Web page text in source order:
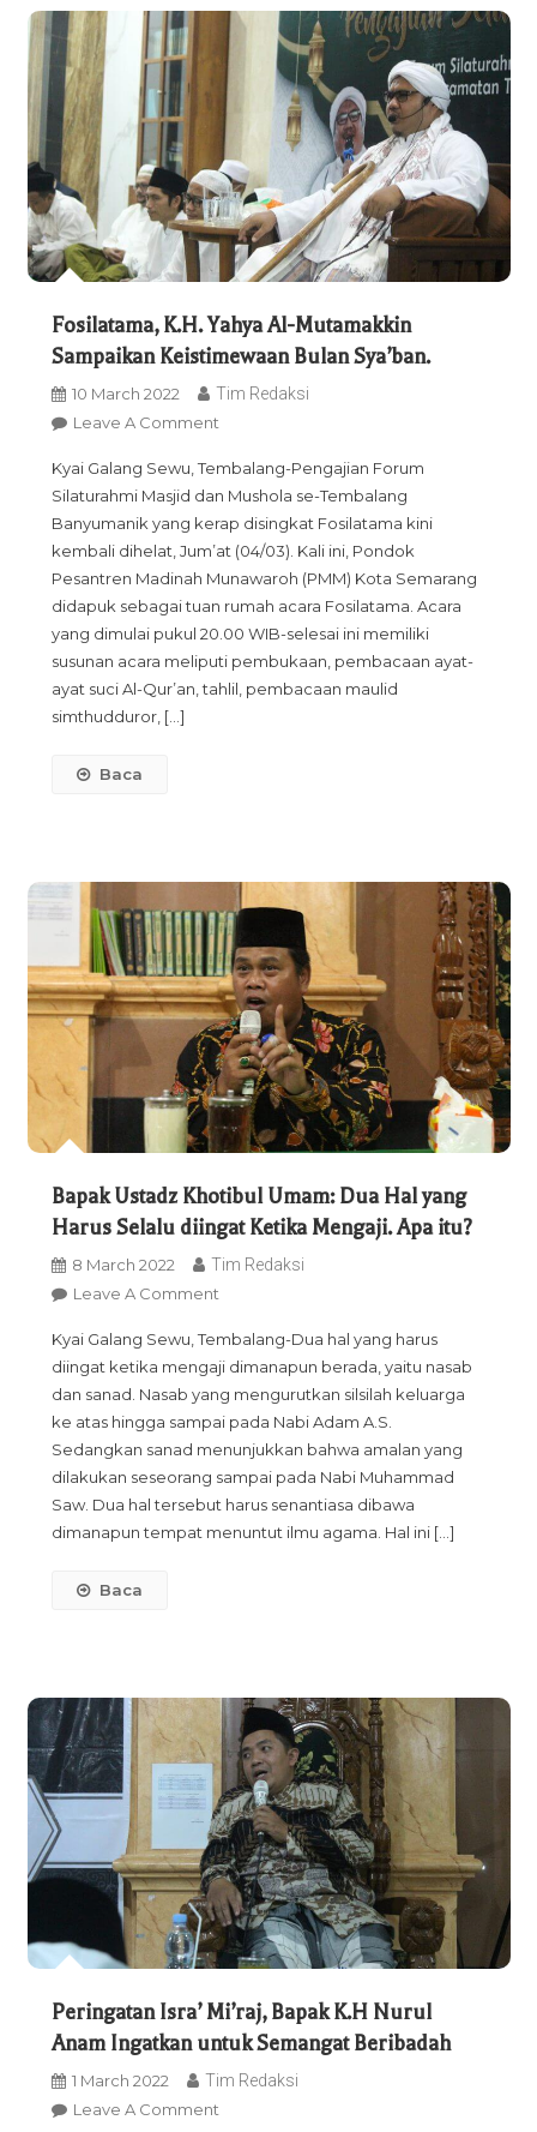
Fosilatama, K.H. Yahya Al-Mutamakkin
Sampaikan Keistimewaan Bulan Sya’ban.
10 March 2022
Tim Redaksi
Leave A CommentOn
K.H.
Yahya
Al-
Mutamakkin
Sampaikan
Keistimewaan
Bulan
Sya’ban.
Kyai Galang Sewu, Tembalang-Pengajian Forum
Silaturahmi Masjid dan Mushola se-Tembalang
Banyumanik yang kerap disingkat Fosilatama kini
kembali dihelat, Jum’at (04/03). Kali ini, Pondok
Pesantren Madinah Munawaroh (PMM) Kota Semarang
didapuk sebagai tuan rumah acara Fosilatama. Acara
yang dimulai pukul 20.00 WIB-selesai ini memiliki
susunan acara meliputi pembukaan, pembacaan ayat-
ayat suci Al-Qur’an, tahlil, pembacaan maulid
simthudduror, […]
Baca
Bapak Ustadz Khotibul Umam: Dua Hal yang
Harus Selalu diingat Ketika Mengaji. Apa itu?
8 March 2022
Tim Redaksi
Leave A CommentOn
Ustadz
Khotibul
Umam:
Dua
Hal
Yang
Harus
Selalu
Kyai Galang Sewu, Tembalang-Dua hal yang harus
diingat ketika mengaji dimanapun berada, yaitu nasab
dan sanad. Nasab yang mengurutkan silsilah keluarga
ke atas hingga sampai pada Nabi Adam A.S.
Sedangkan sanad menunjukkan bahwa amalan yang
dilakukan seseorang sampai pada Nabi Muhammad
Saw. Dua hal tersebut harus senantiasa dibawa
dimanapun tempat menuntut ilmu agama. Hal ini […]
Baca
Peringatan Isra’ Mi’raj, Bapak K.H Nurul
Anam Ingatkan untuk Semangat Beribadah
1 March 2022
Tim Redaksi
Leave A CommentOn